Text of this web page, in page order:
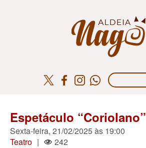
Espetáculo “Coriolano”
Sexta-feira, 21/02/2025 às 19:00
Teatro | 242